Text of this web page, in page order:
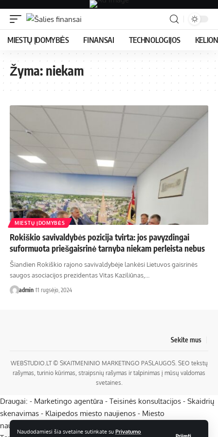
Naudodamiesi šia svetaine sutinkate su Privatumo
Priimti
MIESTŲ ĮDOMYBĖS FINANSAI TECHNOLOGIJOS
Žyma: niekam
MIESTŲ ĮDOMYBĖS
Rokiškio savivaldybės pozicija tvirta: jos pavyzdingai
suformuota priešgaisrinė tarnyba niekam perleista nebus
Šiandien Rokiškio rajono savivaldybėje lankėsi Lietuvos gaisrinės
saugos asociacijos prezidentas Vitas Kaziliūnas,…
admin 11 rugsėjo, 2024
Sekite mus
WEBSTUDIO.LT© SKAITMENINIO MARKETINGO PASLAUGOS. SEO tekstų
rašymas, turinio kūrimas, straipsnių rašymas ir talpinimas į mūsų valdomas
svetaines.
Draugai: - Marketingo agentūra - Teisinės konsultacijos - Skaidrių
skenavimas - Klaipedos miesto naujienos - Miesto
naujienos